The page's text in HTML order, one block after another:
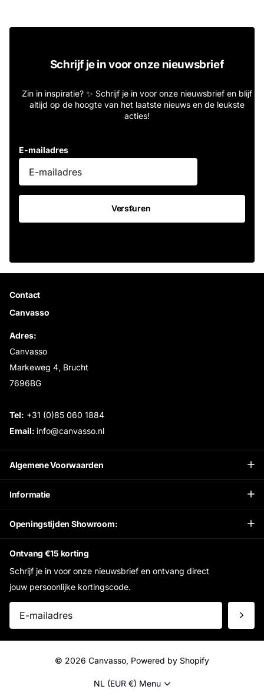
Schrijf je in voor onze nieuwsbrief
Zin in inspiratie? ✨ Schrijf je in voor onze nieuwsbrief en blijf
altijd op de hoogte van het laatste nieuws en de leukste
acties!
E-mailadres
Versturen
Algemene Voorwaarden
Informatie
Openingstijden Showroom:
Contact
Canvasso
Adres:
Canvasso
Markeweg 4, Brucht
7696BG
Tel: +31 (0)85 060 1884
Email: info@canvasso.nl
Ontvang €15 korting
Schrijf je in voor onze nieuwsbrief en ontvang direct
jouw persoonlijke kortingscode.
© 2026 Canvasso, Powered by Shopify
NL (EUR €) Menu